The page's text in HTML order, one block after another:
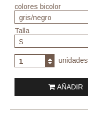
colores bicolor
gris/negro
Talla
S
1 unidades
AÑADIR